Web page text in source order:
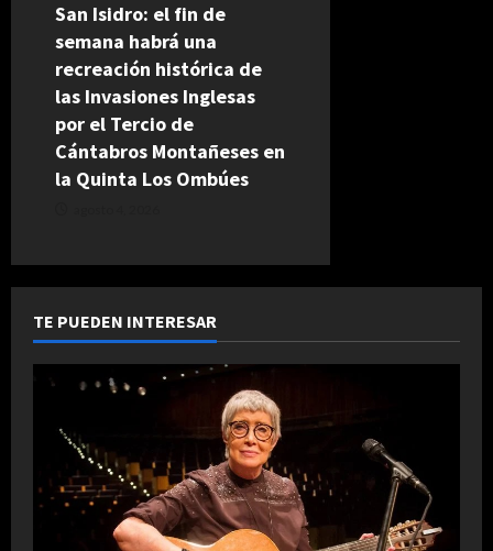
San Isidro: el fin de
semana habrá una
recreación histórica de
las Invasiones Inglesas
por el Tercio de
Cántabros Montañeses en
la Quinta Los Ombúes
TE PUEDEN INTERESAR